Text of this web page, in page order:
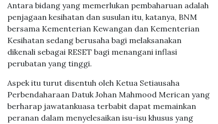
Antara bidang yang memerlukan pembaharuan adalah
penjagaan kesihatan dan susulan itu, katanya, BNM
bersama Kementerian Kewangan dan Kementerian
Kesihatan sedang berusaha bagi melaksanakan
dikenali sebagai RESET bagi menangani inflasi
perubatan yang tinggi.
Aspek itu turut disentuh oleh Ketua Setiausaha
Perbendaharaan Datuk Johan Mahmood Merican yang
berharap jawatankuasa terbabit dapat memainkan
peranan dalam menyelesaikan isu-isu khusus yang